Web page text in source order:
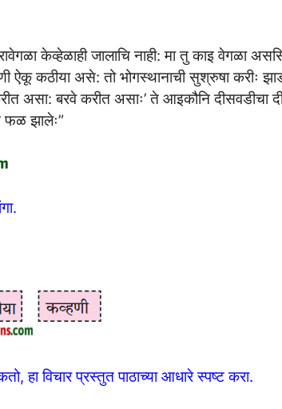
केव्हेळाही जालाचि नाही: मा तु काइ वेगळा
ऐकू कठीया असे: तो भोगस्थानाची सुश्रुषा करीः
असा: बरवे करीत असाः’ ते आइकौनि दीसवडीचा
फळ झालेः”
हा विचार प्रस्तुत पाठाच्या आधारे स्पष्ट करा.